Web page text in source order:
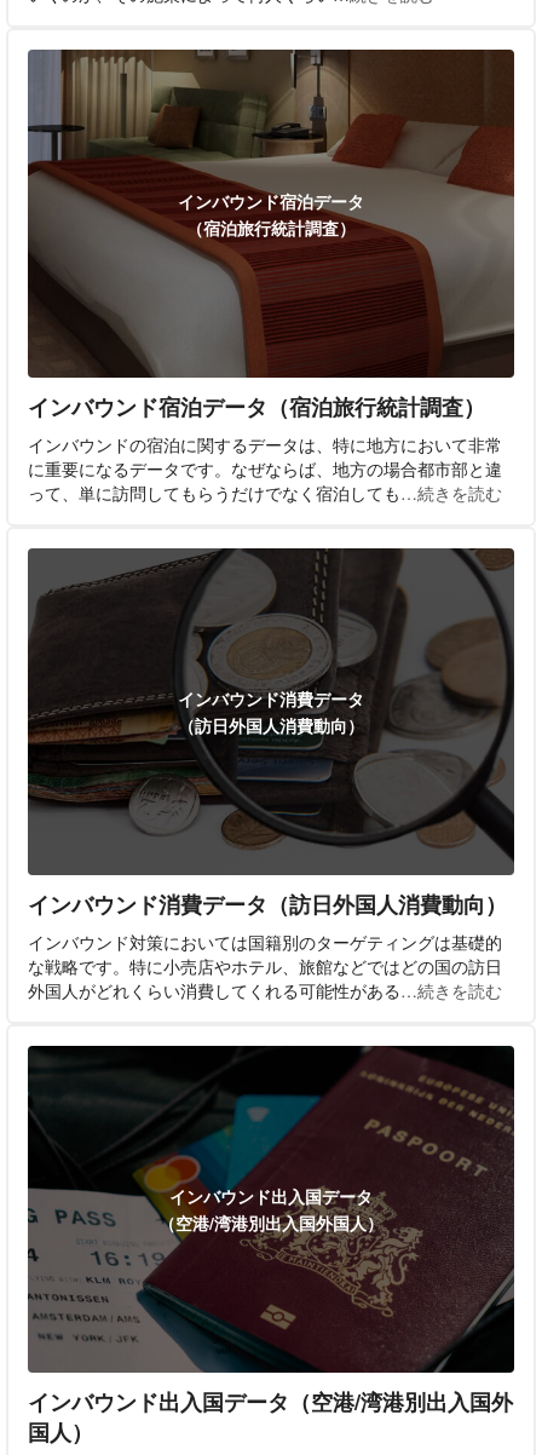
インバウンド宿泊データ
（宿泊旅行統計調査）
インバウンド宿泊データ（宿泊旅行統計調査）
インバウンドの宿泊に関するデータは、特に地方において非常
に重要になるデータです。なぜならば、地方の場合都市部と違
って、単に訪問してもらうだけでなく宿泊しても…続きを読む
インバウンド消費データ
（訪日外国人消費動向）
インバウンド消費データ（訪日外国人消費動向）
インバウンド対策においては国籍別のターゲティングは基礎的
な戦略です。特に小売店やホテル、旅館などではどの国の訪日
外国人がどれくらい消費してくれる可能性がある…続きを読む
インバウンド出入国データ
（空港/湾港別出入国外国人）
インバウンド出入国データ（空港/湾港別出入国外
国人）